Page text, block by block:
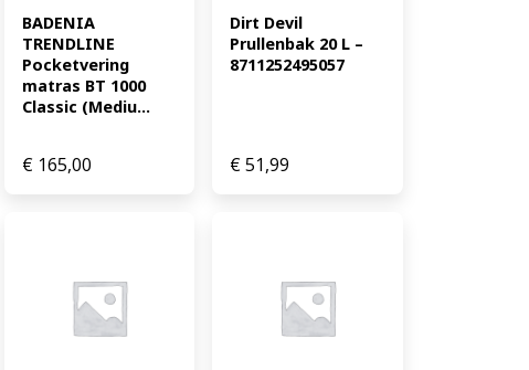
BADENIA
TRENDLINE
Pocketvering
matras BT 1000
Classic (Mediu...
€165,00
Dirt Devil
Prullenbak 20 L –
8711252495057
€51,99